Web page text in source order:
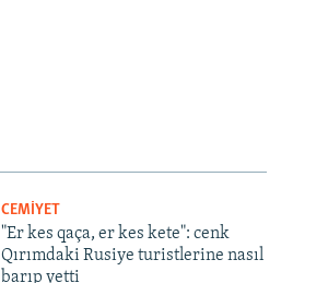
CEMİYET
"Er kes qaça, er kes kete": cenk
Qırımdaki Rusiye turistlerine nasıl
barıp yetti